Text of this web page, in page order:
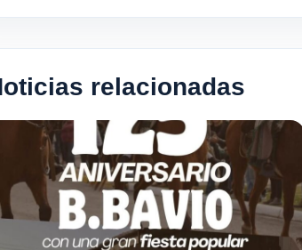
relacionadas